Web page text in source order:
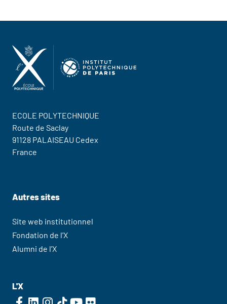
ECOLE POLYTECHNIQUE
Route de Saclay
91128 PALAISEAU Cedex
France
Autres sites
Site web institutionnel
Fondation de l'X
Alumni de l'X
L'X